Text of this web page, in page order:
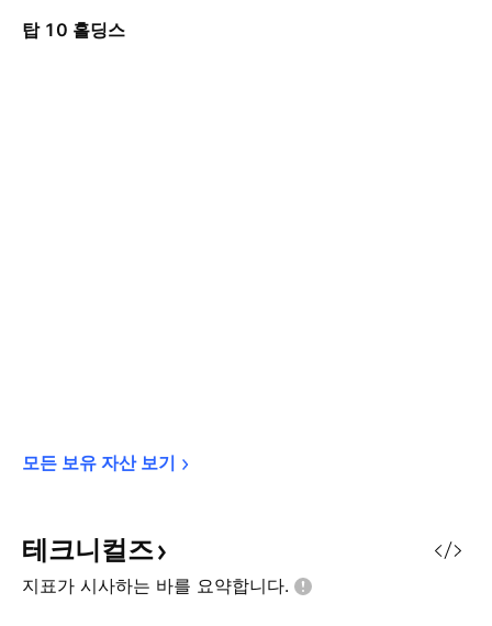
탑 10 홀딩스
모든 보유 자산 보기
테크니컬즈
지표가 시사하는 바를 요약합니다.